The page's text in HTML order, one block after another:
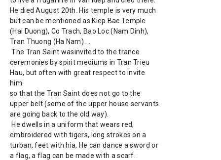
He died August 20th. His temple is very much
but can be mentioned as Kiep Bac Temple
(Hai Duong), Co Trach, Bao Loc (Nam Dinh),
Tran Thuong (Ha Nam) ...
The Tran Saint wasinvited to the trance
ceremonies by spirit mediums in Tran Trieu
Hau, but often with great respect to invite
him.
so that the Tran Saint does not go to the
upper belt (some of the upper house servants
are going back to the old way).
He dwells in a uniform that wears red,
embroidered with tigers, long strokes on a
turban, feet with hia, He can dance a sword or
a flag, a flag can be made with a scarf.